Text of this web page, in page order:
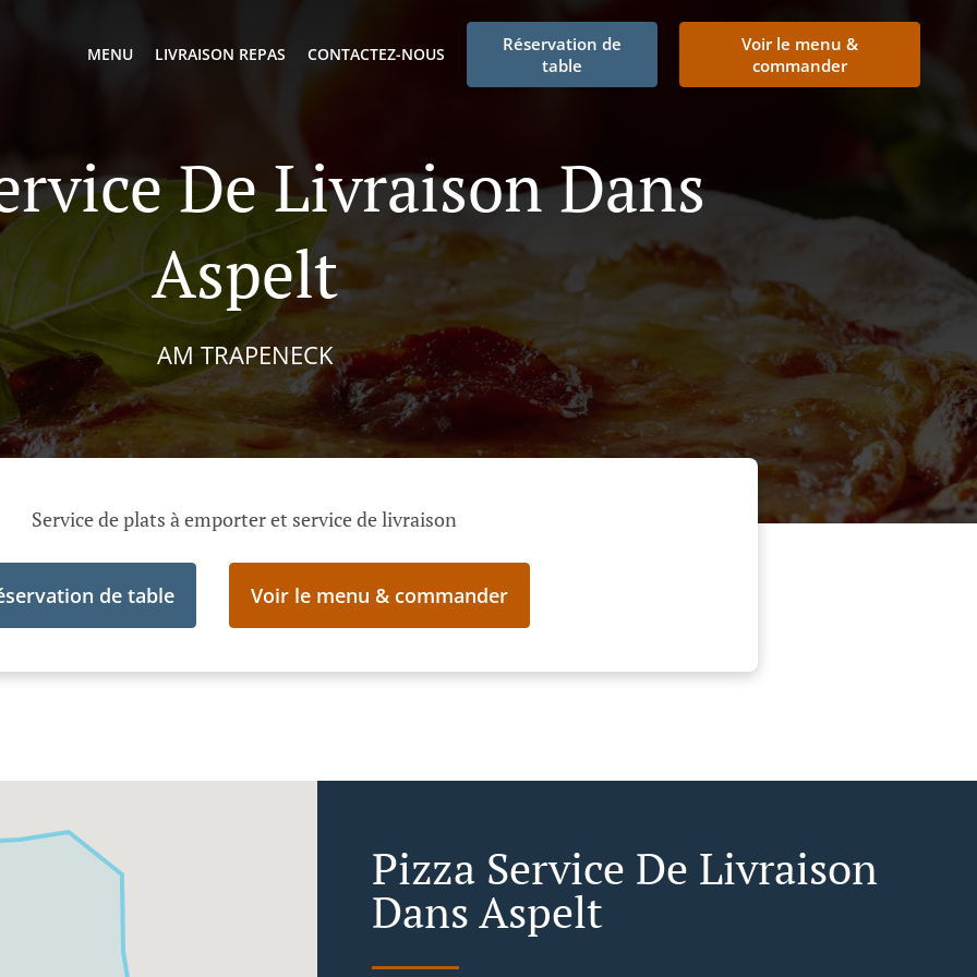
MENU LIVRAISON REPAS CONTACTEZ-NOUS
Réservation de
table
Voir le menu &
commander
De Livraison Dans
Aspelt
AM TRAPENECK
Service de plats à emporter et service de livraison
de table Voir le menu & commander
Pizza Service De Livraison
Dans Aspelt